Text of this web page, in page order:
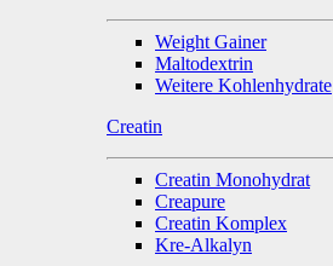
Weight Gainer
Maltodextrin
Weitere Kohlenhydrate
Creatin
Creatin Monohydrat
Creapure
Creatin Komplex
Kre-Alkalyn